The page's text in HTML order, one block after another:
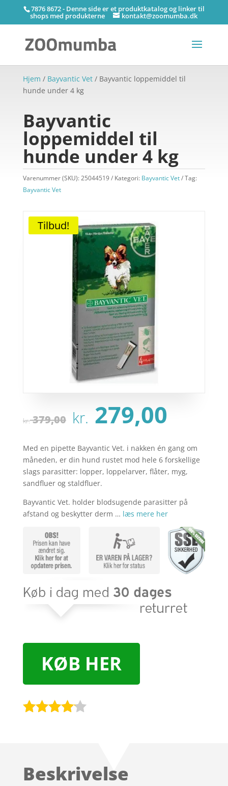
7876 8672 - Denne side er et produktkatalog og linker til
shops med produkterne kontakt@zoomumba.dk
Hjem / Bayvantic Vet/ Bayvantic loppemiddel til
hunde under 4 kg
Bayvantic
loppemiddel til
hunde under 4 kg
Varenummer (SKU):25044519 Kategori: Bayvantic Vet
Tag:
Bayvantic Vet
Tilbud!
kr.379,00 Den
oprindelige
pris
var:
kr. 379,00.
kr. 279,00
er:
kr.
Med en pipette Bayvantic Vet. i nakken én gang om
måneden, er din hund rustet mod hele 6 forskellige
slags parasitter: lopper, loppelarver, flåter, myg,
sandfluer og staldfluer.
Bayvantic Vet. holder blodsugende parasitter på
afstand og beskytter derm … læs mere her
KØB HER
på
Beskrivelse